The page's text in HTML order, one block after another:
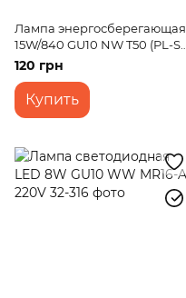
Лампа энергосберегающая
15W/840 GU10 NW T50 (PL-S)
220V
120 грн
Купить